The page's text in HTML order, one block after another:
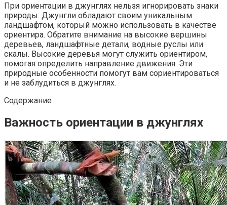
При ориентации в джунглях нельзя игнорировать знаки
природы. Джунгли обладают своим уникальным
ландшафтом, который можно использовать в качестве
ориентира. Обратите внимание на высокие вершины
деревьев, ландшафтные детали, водные руслы или
скалы. Высокие деревья могут служить ориентиром,
помогая определить направление движения. Эти
природные особенности помогут вам сориентироваться
и не заблудиться в джунглях.
Содержание
Важность ориентации в джунглях